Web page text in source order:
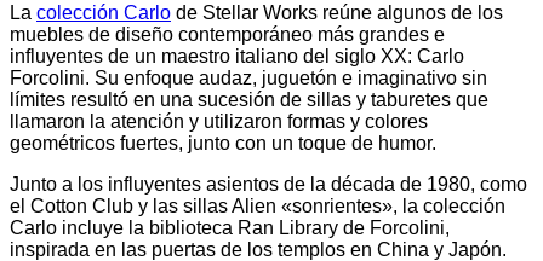
La colección Carlo de Stellar Works reúne algunos de los
muebles de diseño contemporáneo más grandes e
influyentes de un maestro italiano del siglo XX: Carlo
Forcolini. Su enfoque audaz, juguetón e imaginativo sin
límites resultó en una sucesión de sillas y taburetes que
llamaron la atención y utilizaron formas y colores
geométricos fuertes, junto con un toque de humor.
Junto a los influyentes asientos de la década de 1980, como
el Cotton Club y las sillas Alien «sonrientes», la colección
Carlo incluye la biblioteca Ran Library de Forcolini,
inspirada en las puertas de los templos en China y Japón.